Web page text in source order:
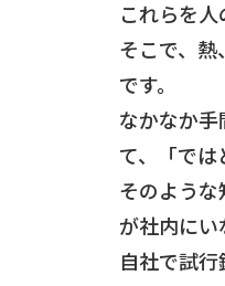
これらを
そこで、熱
です。
なかなか手
て、「では
そのよう
が社内にい
自社で試